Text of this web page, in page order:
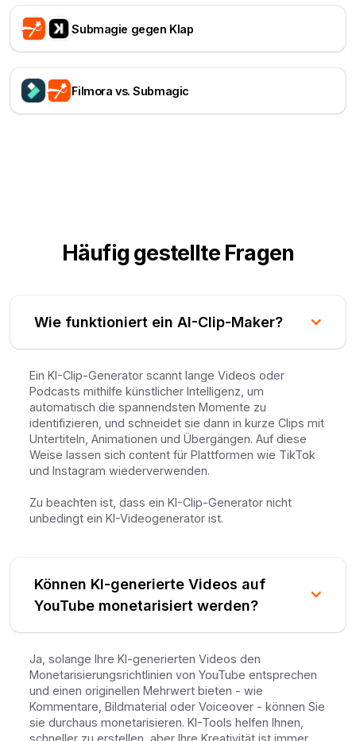
Submagie gegen Klap
Filmora vs. Submagic
Häufig gestellte Fragen
Wie funktioniert ein AI-Clip-Maker?
Ein KI-Clip-Generator scannt lange Videos oder
Podcasts mithilfe künstlicher Intelligenz, um
automatisch die spannendsten Momente zu
identifizieren, und schneidet sie dann in kurze Clips mit
Untertiteln, Animationen und Übergängen. Auf diese
Weise lassen sich content für Plattformen wie TikTok
und Instagram wiederverwenden.
Zu beachten ist, dass ein KI-Clip-Generator nicht
unbedingt ein KI-Videogenerator ist.
Können KI-generierte Videos auf
YouTube monetarisiert werden?
Ja, solange Ihre KI-generierten Videos den
Monetarisierungsrichtlinien von YouTube entsprechen
und einen originellen Mehrwert bieten - wie
Kommentare, Bildmaterial oder Voiceover - können Sie
sie durchaus monetarisieren. KI-Tools helfen Ihnen,
schneller zu erstellen, aber Ihre Kreativität ist immer